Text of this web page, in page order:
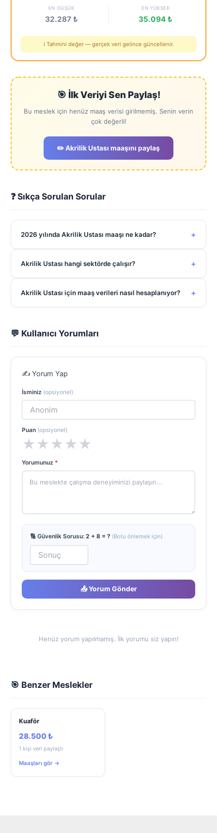
EN DÜŞÜK
32.287 ₺
EN YÜKSEK
35.094 ₺
ℹ️ Tahmini değer — gerçek veri gelince güncellenir.
🎯 İlk Veriyi Sen Paylaş!
Bu meslek için henüz maaş verisi girilmemiş. Senin verin
çok değerli!
✏️ Akrilik Ustası maaşını paylaş
❓ Sıkça Sorulan Sorular
2026 yılında Akrilik Ustası maaşı ne kadar? +
Akrilik Ustası hangi sektörde çalışır? +
Akrilik Ustası için maaş verileri nasıl hesaplanıyor? +
💬 Kullanıcı Yorumları
✍️ Yorum Yap
İsminiz (opsiyonel)
Puan (opsiyonel)
★★★★★
Yorumunuz *
🔢 Güvenlik Sorusu: 2 + 8 = ? (Botu önlemek için)
📤 Yorum Gönder
Henüz yorum yapılmamış. İlk yorumu siz yapın!
🎯 Benzer Meslekler
Kuaför
28.500 ₺
1 kişi veri paylaştı
Maaşları gör →